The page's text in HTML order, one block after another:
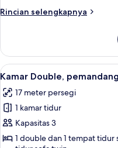
Rincian selengkapnya
Rincian
Suite,
pemandangan
laut
Lihat
semua
foto
untuk
Kamar
Double,
7
Kamar Double,
17 meter persegi
1 kamar tidur
Kapasitas 3
1 double dan 1 tempat tidur